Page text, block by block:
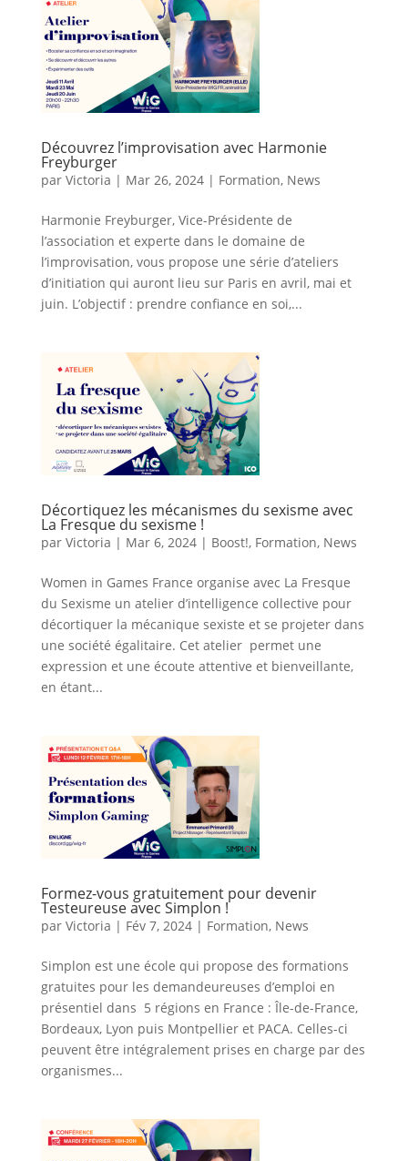
Découvrez l’improvisation avec Harmonie
Freyburger
par Victoria | Mar 26, 2024| Formation, News
Harmonie Freyburger, Vice-Présidente de
l’association et experte dans le domaine de
l’improvisation, vous propose une série d’ateliers
d’initiation qui auront lieu sur Paris en avril, mai et
juin. L’objectif : prendre confiance en soi,...
Décortiquez les mécanismes du sexisme avec
La Fresque du sexisme !
par Victoria | Mar 6, 2024| Boost!, Formation, News
Women in Games France organise avec La Fresque
du Sexisme un atelier d’intelligence collective pour
décortiquer la mécanique sexiste et se projeter dans
une société égalitaire. Cet atelier permet une
expression et une écoute attentive et bienveillante,
en étant...
Formez-vous gratuitement pour devenir
Testeureuse avec Simplon !
par Victoria | Fév 7, 2024| Formation, News
Simplon est une école qui propose des formations
gratuites pour les demandeureuses d’emploi en
présentiel dans 5 régions en France : Île-de-France,
Bordeaux, Lyon puis Montpellier et PACA. Celles-ci
peuvent être intégralement prises en charge par des
organismes...